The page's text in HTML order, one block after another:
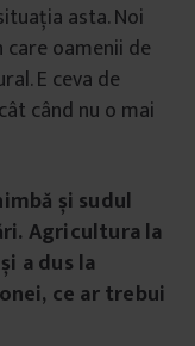
asta. Noi
oamenii de
E ceva de
când nu o mai
și sudul
Agricultura la
a dus la
ce ar trebui